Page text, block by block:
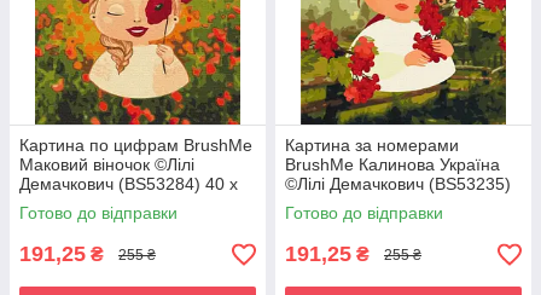
Картина по цифрам BrushMe
Маковий віночок ©Лілі
Демачкович (BS53284) 40 х
50 см
Готово до відправки
191,25 ₴ 255 ₴
Картина за номерами
BrushMe Калинова Україна
©Лілі Демачкович (BS53235)
40 х 50 см
Готово до відправки
191,25 ₴ 255 ₴